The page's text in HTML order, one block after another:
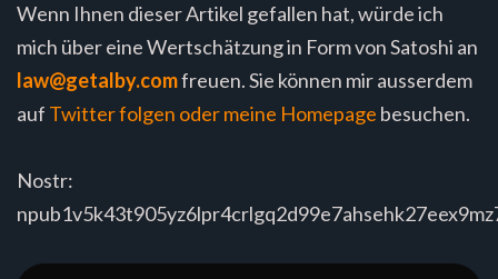
Wenn Ihnen dieser Artikel gefallen hat, würde ich
mich über eine Wertschätzung in Form von Satoshi an
law@getalby.comfreuen. Sie können mir ausserdem
auf Twitter folgen oder meine Homepage besuchen.
Nostr: